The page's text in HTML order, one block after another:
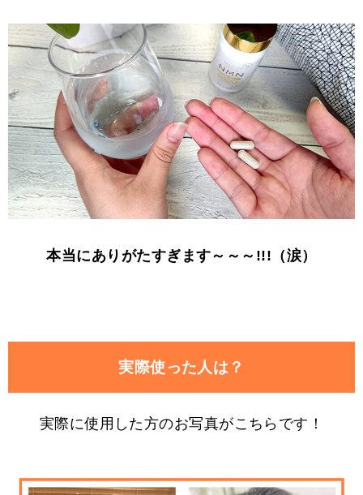
本当にありがたすぎます～～～!!!（涙）
実際使った人は？
実際に使用した方のお写真がこちらです！